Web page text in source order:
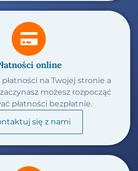
online
na Twojej stronie a
możesz rozpocząć
płatności bezpłatnie.
się z nami